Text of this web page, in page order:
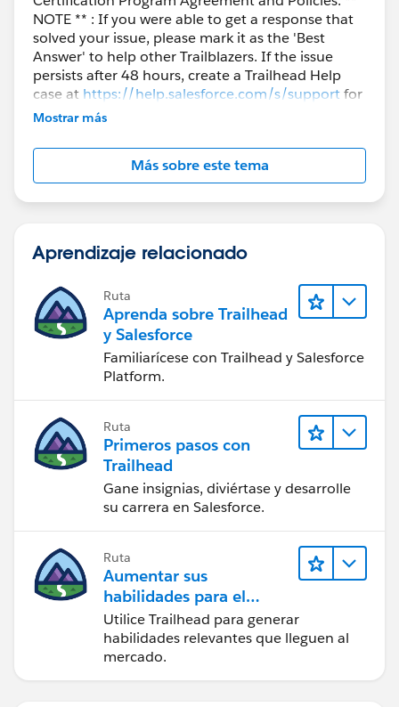
NOTE ** : If you were able to get a response that
solved your issue, please mark it as the 'Best
Answer' to help other Trailblazers. If the issue
persists after 48 hours, create a Trailhead Help
case at https://help.salesforce.com/s/supportfor
further assistance.
Mostrar más
Más sobre este tema
Aprendizaje relacionado
Ruta
Aprenda sobre Trailhead
y Salesforce
Familiarícese con Trailhead y Salesforce
Platform.
Ruta
Primeros pasos con
Trailhead
Gane insignias, diviértase y desarrolle
su carrera en Salesforce.
Ruta
Aumentar sus
habilidades para el
futuro con Trailhead
Utilice Trailhead para generar
habilidades relevantes que lleguen al
mercado.